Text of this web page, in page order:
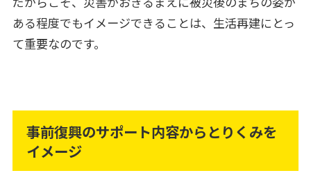
ある程度でもイメージできることは、生活再建にとっ
て重要なのです。
事前復興のサポート内容からとりくみを
イメージ